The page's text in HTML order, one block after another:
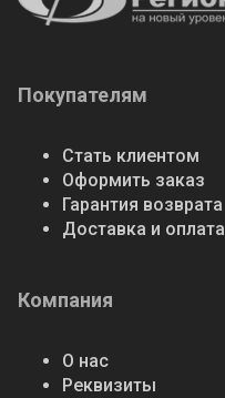
Покупателям
Стать клиентом
Оформить заказ
Гарантия возврата
Доставка и оплата
Компания
О нас
Реквизиты